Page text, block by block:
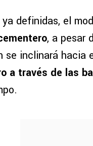
definidas, el
, a pesar
se inclinará
a través de las